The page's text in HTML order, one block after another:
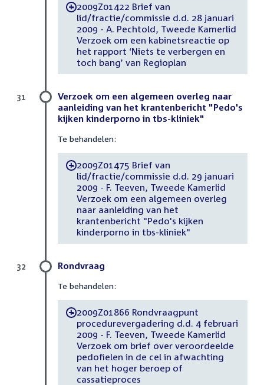
-2009Z01422 Brief van
lid/fractie/commissie d.d. 28 januari
2009 - A. Pechtold, Tweede Kamerlid
Verzoek om een kabinetsreactie op
het rapport ‘Niets te verbergen en
toch bang’ van Regioplan
Verzoek om een algemeen overleg naar
aanleiding van het krantenbericht "Pedo's
kijken kinderporno in tbs-kliniek"
Te behandelen:
-2009Z01475 Brief van
lid/fractie/commissie d.d. 29 januari
2009 - F. Teeven, Tweede Kamerlid
Verzoek om een algemeen overleg
naar aanleiding van het
krantenbericht "Pedo's kijken
kinderporno in tbs-kliniek"
31
Rondvraag
Te behandelen:
-2009Z01866 Rondvraagpunt
procedurevergadering d.d. 4 februari
2009 - F. Teeven, Tweede Kamerlid
Verzoek om brief over veroordeelde
pedofielen in de cel in afwachting
van het hoger beroep of
cassatieproces
32